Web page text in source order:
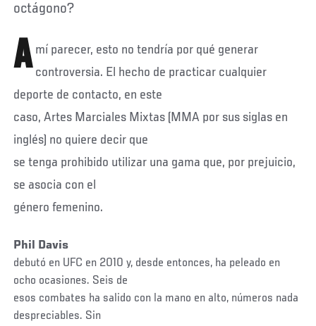
octágono?
A mí parecer, esto no tendría por qué generar
controversia. El hecho de practicar cualquier
deporte de contacto, en este
caso, Artes Marciales Mixtas (MMA por sus siglas en
inglés) no quiere decir que
se tenga prohibido utilizar una gama que, por prejuicio,
se asocia con el
género femenino.
Phil Davis
debutó en UFC en 2010 y, desde entonces, ha peleado en
ocho ocasiones. Seis de
esos combates ha salido con la mano en alto, números nada
despreciables. Sin